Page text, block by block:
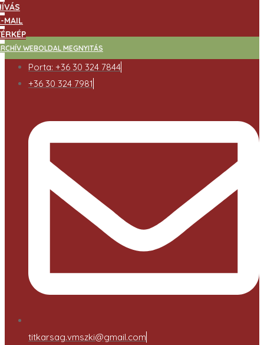
MAIL
WEBOLDAL MEGNYITÁS
Porta: +36 30 324 7844
+36 30 324 7981
titkarsag.vmszki@gmail.com